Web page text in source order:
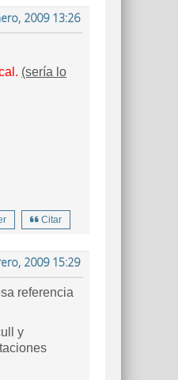
2009 13:26
(sería lo
Citar
2009 15:29
referencia
y